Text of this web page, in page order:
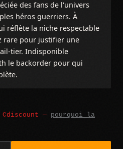
des fans de l'univers
héros guerriers. À
réflète la niche respectable
rare pour justifier une
tier. Indisponible
le backorder pour qui
— pourquoi la